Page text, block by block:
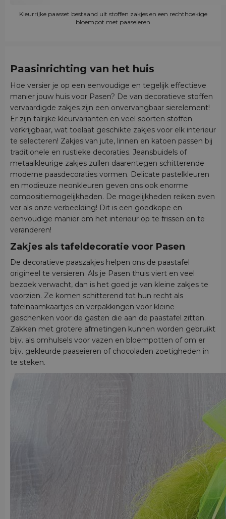
Kleurrijke paasset bestaand uit stoffen zakjes en een rechthoekige
bloempot met paaseieren
Paasinrichting van het huis
Hoe versier je op een eenvoudige en tegelijk effectieve
manier jouw huis voor Pasen? De van decoratieve stoffen
vervaardigde zakjes zijn een onvervangbaar sierelement!
Er zijn talrijke kleurvarianten en veel soorten stoffen
verkrijgbaar, wat toelaat geschikte zakjes voor elk interieur
te selecteren! Zakjes van jute, linnen en katoen passen bij
traditionele en rustieke decoraties. Jeansbuidels of
metaalkleurige zakjes zullen daarentegen schitterende
moderne paasdecoraties vormen. Delicate pastelkleuren
en modieuze neonkleuren geven ons ook enorme
compositiemogelijkheden. De mogelijkheden reiken even
ver als onze verbeelding! Dit is een goedkope en
eenvoudige manier om het interieur op te frissen en te
veranderen!
Zakjes als tafeldecoratie voor Pasen
De decoratieve paaszakjes helpen ons de paastafel
origineel te versieren. Als je Pasen thuis viert en veel
bezoek verwacht, dan is het goed je van kleine zakjes te
voorzien. Ze komen schitterend tot hun recht als
tafelnaamkaartjes en verpakkingen voor kleine
geschenken voor de gasten die aan de paastafel zitten.
Zakken met grotere afmetingen kunnen worden gebruikt
bijv. als omhulsels voor vazen en bloempotten of om er
bijv. gekleurde paaseieren of chocoladen zoetigheden in
te steken.